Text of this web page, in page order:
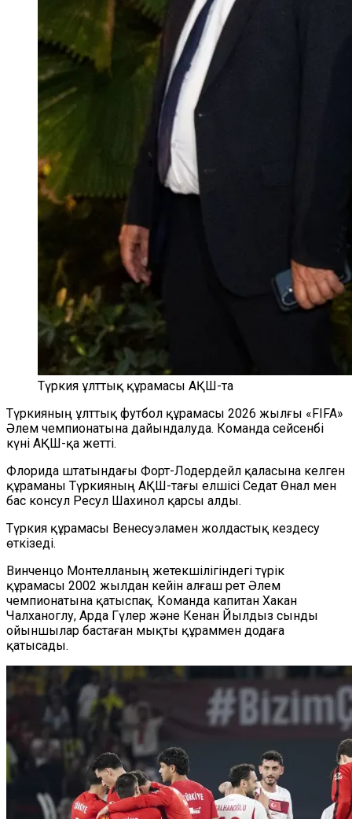
Түркия ұлттық құрамасы АҚШ-та
Түркияның ұлттық футбол құрамасы 2026 жылғы «FIFA»
Әлем чемпионатына дайындалуда. Команда сейсенбі
күні АҚШ-қа жетті.
Флорида штатындағы Форт-Лодердейл қаласына келген
құраманы Түркияның АҚШ-тағы елшісі Седат Өнал мен
бас консул Ресул Шахинол қарсы алды.
Түркия құрамасы Венесуэламен жолдастық кездесу
өткізеді.
Винченцо Монтелланың жетекшілігіндегі түрік
құрамасы 2002 жылдан кейін алғаш рет Әлем
чемпионатына қатыспақ. Команда капитан Хакан
Чалханоглу, Арда Гүлер және Кенан Йылдыз сынды
ойыншылар бастаған мықты құраммен додаға
қатысады.